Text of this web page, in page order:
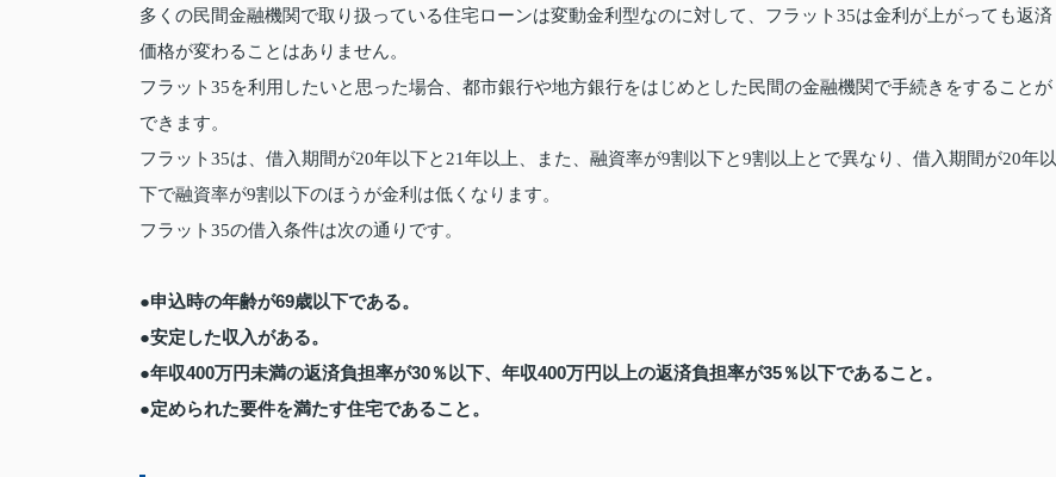
多くの民間金融機関で取り扱っている住宅ローンは変動金利型なのに対して、フラット35は金利が上がっても返済
価格が変わることはありません。
フラット35を利用したいと思った場合、都市銀行や地方銀行をはじめとした民間の金融機関で手続きをすることが
できます。
フラット35は、借入期間が20年以下と21年以上、また、融資率が9割以下と9割以上とで異なり、借入期間が20年以
下で融資率が9割以下のほうが金利は低くなります。
フラット35の借入条件は次の通りです。
●申込時の年齢が69歳以下である。
●安定した収入がある。
●年収400万円未満の返済負担率が30％以下、年収400万円以上の返済負担率が35％以下であること。
●定められた要件を満たす住宅であること。